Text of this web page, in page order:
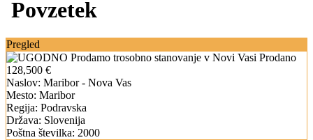
Povzetek
Pregled
Prodano
128,500 €
Naslov: Maribor - Nova Vas
Mesto: Maribor
Regija: Podravska
Država: Slovenija
Poštna številka: 2000